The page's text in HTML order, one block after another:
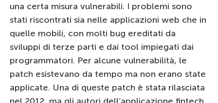
una certa misura vulnerabili. I problemi sono
stati riscontrati sia nelle applicazioni web che in
quelle mobili, con molti bug ereditati da
sviluppi di terze parti e dai tool impiegati dai
programmatori. Per alcune vulnerabilità, le
patch esistevano da tempo ma non erano state
applicate. Una di queste patch è stata rilasciata
nel 2012, ma gli autori dell’applicazione fintech